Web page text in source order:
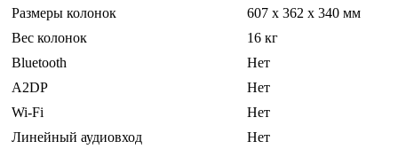
Размеры колонок
607 x 362 x 340 мм
Вес колонок
16 кг
Bluetooth
Нет
A2DP
Нет
Wi-Fi
Нет
Линейный аудиовход
Нет